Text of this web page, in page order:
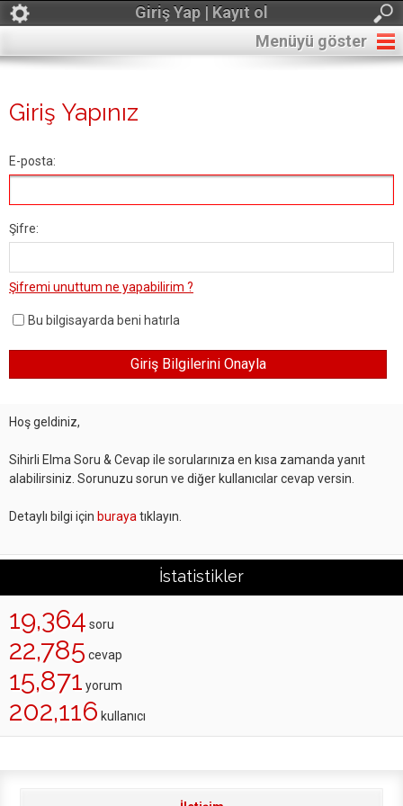
Giriş Yap | Kayıt ol
Menüyü göster
Giriş Yapınız
E-posta:
Şifre:
Şifremi unuttum ne yapabilirim ?
Bu bilgisayarda beni hatırla
Hoş geldiniz,
Sihirli Elma Soru & Cevap ile sorularınıza en kısa zamanda yanıt
alabilirsiniz. Sorunuzu sorun ve diğer kullanıcılar cevap versin.
Detaylı bilgi için buraya tıklayın.
İstatistikler
19,364 soru
22,785 cevap
15,871 yorum
202,116 kullanıcı